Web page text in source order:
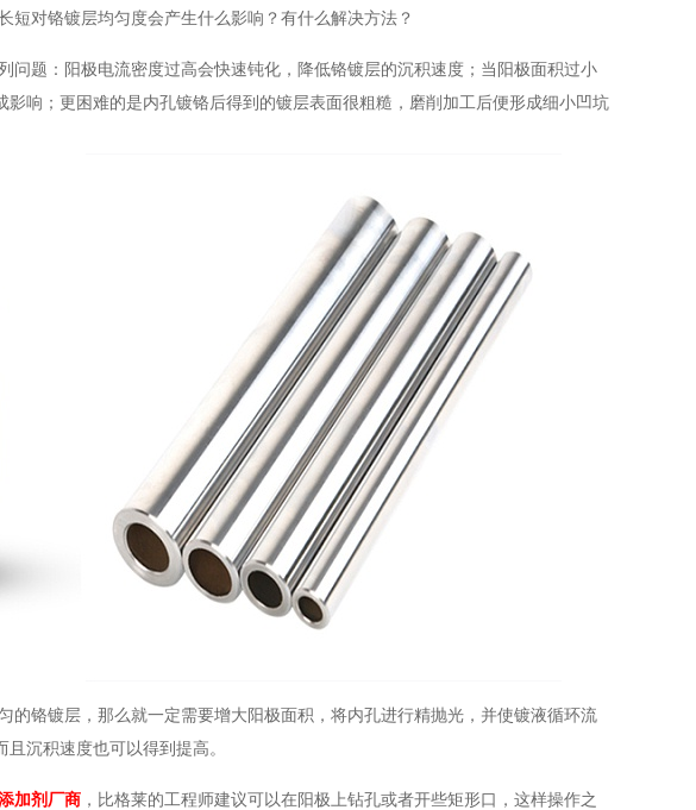
短对铬镀层均匀度会产生什么影响 ？有什么解决方法 ？
题：阳极电流密度过高会快速钝化，降低铬镀层的沉积速度； 当阳极面积过小
影响； 更困难的是内孔镀铬后得到 的镀层表面很粗糙，磨削加工后便形成细小凹坑
的铬镀层， 那么就一定需要增大阳极面积，将内孔进行精抛光，并使镀液循环流
且沉积速度也可以得到 提高。
加剂厂商 ，比格莱的工程师建议可以在阳极上钻孔或者开些矩形口， 这样操作之